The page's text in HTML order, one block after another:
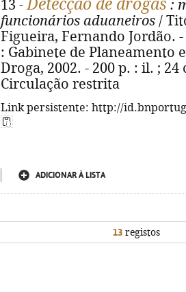
13 -Detecção de drogas :
funcionários aduaneiros /
Figueira, Fernando Jordão.
: Gabinete de Planeamento
Droga, 2002. - 200 p. : il. ;
Circulação restrita
Link persistente: http://
ADICIONAR À LISTA
13registos